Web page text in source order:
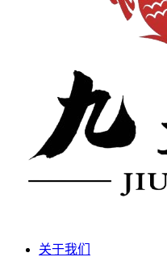
关于我们